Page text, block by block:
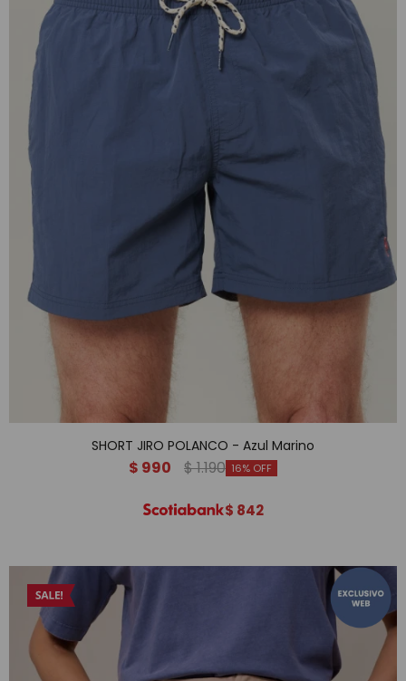
SHORT JIRO POLANCO - Azul Marino
$ 990 $1.190 16
$ 842